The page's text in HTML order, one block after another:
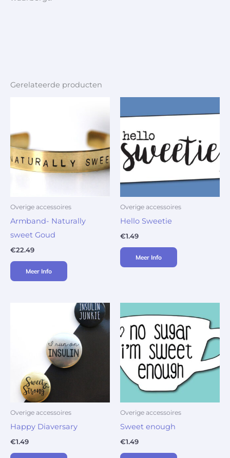
Gerelateerde producten
Overige accessoires
Armband- Naturally
sweet Goud
€22.49
Meer Info
Overige accessoires
Hello Sweetie
€1.49
Meer Info
Overige accessoires
Happy Diaversary
€1.49
Overige accessoires
Sweet enough
€1.49